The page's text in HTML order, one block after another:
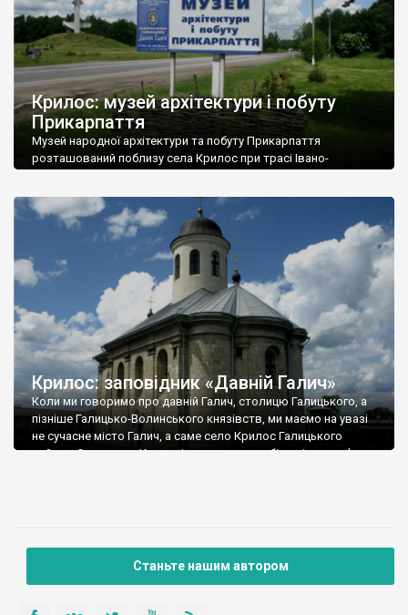
Крилос: музей архітектури і побуту
Прикарпаття
Музей народної архітектури та побуту Прикарпаття
розташований поблизу села Крилос при трасі Івано-
В скансені зібрано предмети народної архітектури
(переважно, дерев’яної) з чотирьох етнографічних областей
Прикарпаття: Покуття, Гуцульщини, Бойківщині та Опілля.
Крилос: заповідник «Давній Галич»
Коли ми говоримо про давній Галич, столицю Галицького, а
пізніше Галицько-Волинського князівств, ми маємо на увазі
не сучасне місто Галич, а саме село Крилос Галицького
району. Саме тут, у Крилосі, розташована більшість пам’яток
Станьте нашим автором